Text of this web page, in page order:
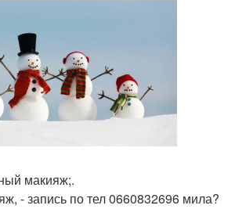
макияж;.
- запись по тел 0660832696 мила?